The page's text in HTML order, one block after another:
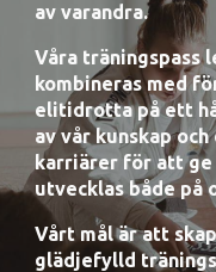
av varandra.
Våra träningspass
kombineras med
elitidrotta på ett
av vår kunskap
karriärer för att
utvecklas både på
Vårt mål är att
glädjefylld